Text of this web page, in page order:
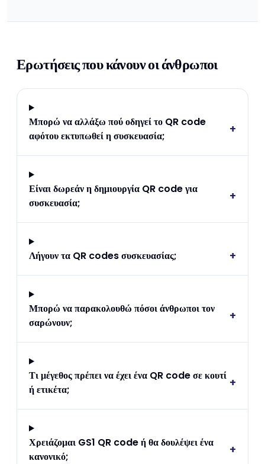
Ερωτήσεις που κάνουν οι άνθρωποι
Μπορώ να αλλάξω πού οδηγεί το QR code
αφότου εκτυπωθεί η συσκευασία;
+
Είναι δωρεάν η δημιουργία QR code για
συσκευασία;
+
Λήγουν τα QR codes συσκευασίας; +
Μπορώ να παρακολουθώ πόσοι άνθρωποι τον
σαρώνουν;
+
Τι μέγεθος πρέπει να έχει ένα QR code σε κουτί
ή ετικέτα;
+
Χρειάζομαι GS1 QR code ή θα δουλέψει ένα
κανονικό;
+